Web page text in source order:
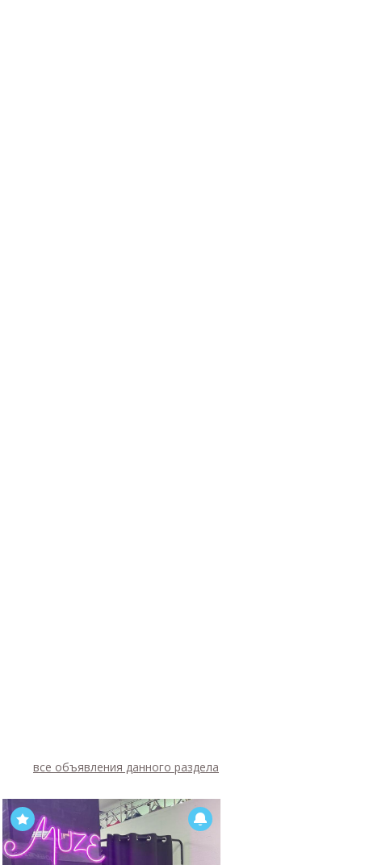
все объявления данного раздела